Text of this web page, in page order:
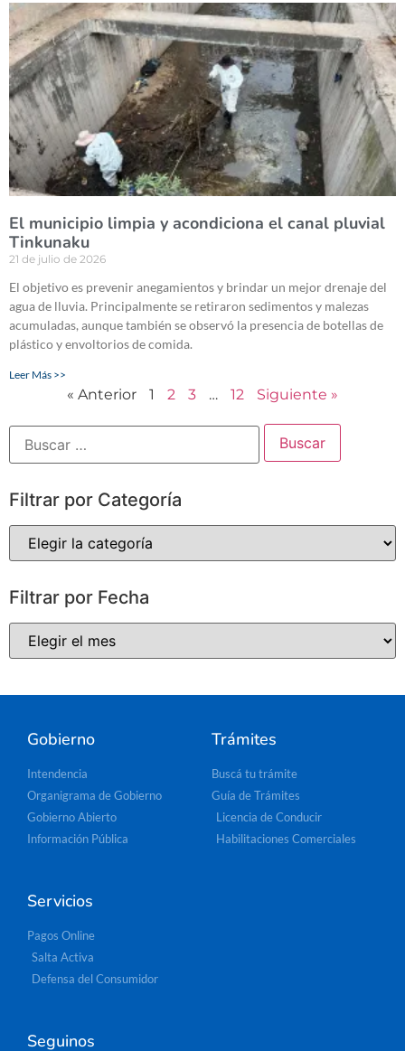
El municipio limpia y acondiciona el canal pluvial
Tinkunaku
21 de julio de 2026
El objetivo es prevenir anegamientos y brindar un mejor drenaje del
agua de lluvia. Principalmente se retiraron sedimentos y malezas
acumuladas, aunque también se observó la presencia de botellas de
plástico y envoltorios de comida.
Leer Más >>
« Anterior 1 2 3 … 12 Siguiente »
Filtrar por Categoría
Filtrar por Fecha
Gobierno
Intendencia
Organigrama de Gobierno
Gobierno Abierto
Información Pública
Trámites
Buscá tu trámite
Guía de Trámites
Licencia de Conducir
Habilitaciones Comerciales
Servicios
Pagos Online
Salta Activa
Defensa del Consumidor
Seguinos